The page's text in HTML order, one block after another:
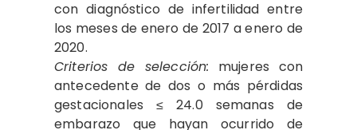
con diagnóstico de infertilidad entre
los meses de enero de 2017 a enero de
2020.
Criterios de selección: mujeres con
antecedente de dos o más pérdidas
gestacionales ≤ 24.0 semanas de
embarazo que hayan ocurrido de